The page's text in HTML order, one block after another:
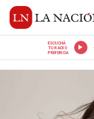
ESCUCHÁ
TU RADIO
PREFERIDA